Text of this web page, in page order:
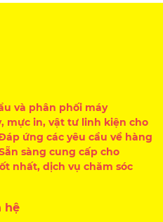
và phân phối máy
mực in, vật tư linh kiện cho
ứng các yêu cầu về hàng
sàng cung cấp cho
nhất, dịch vụ chăm sóc
hệ